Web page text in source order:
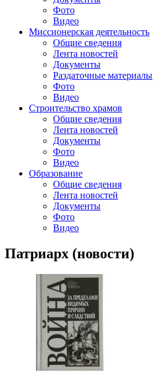
Фото
Видео
Миссионерская деятельность
Общие сведения
Лента новостей
Документы
Раздаточные материалы
Фото
Видео
Строительство храмов
Общие сведения
Лента новостей
Документы
Фото
Видео
Образование
Общие сведения
Лента новостей
Документы
Фото
Видео
Патриарх (новости)